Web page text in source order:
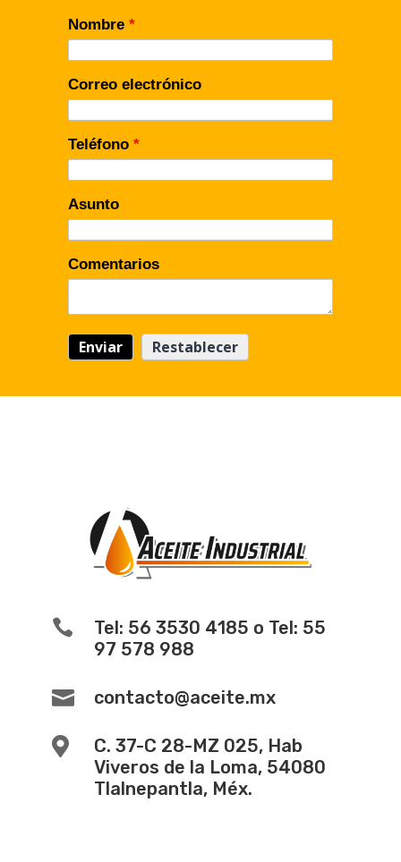
Nombre *
Correo electrónico
Teléfono *
Asunto
Comentarios

Tel: 56 3530 4185 o Tel: 55
97 578 988
 contacto@aceite.mx

C. 37-C 28-MZ 025, Hab
Viveros de la Loma, 54080
Tlalnepantla, Méx.